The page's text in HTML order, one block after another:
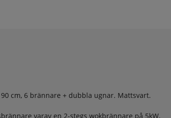
cm, 6 brännare + dubbla ugnar. Mattsvart.
varav en 2-stegs wokbrännare på 5kW.